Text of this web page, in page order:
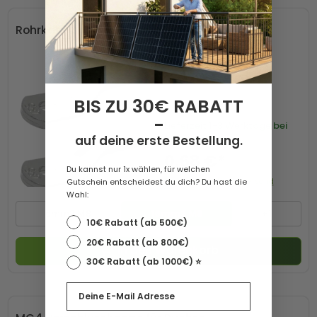
Rohrkabelschuh verzinnt 16mm2 M8 1 Stk
6mm2 M8
1-3 Werktage bei
Paketversand
0,68 €*
Preis inkl. MwSt. zzgl. Versand
In den Warenkorb
BIS ZU 30€ RABATT
-
auf deine erste Bestellung.
Du kannst nur 1x wählen, für welchen
Gutschein entscheidest du dich? Du hast die
Wahl:
10€ Rabatt (ab 500€)
20€ Rabatt (ab 800€)
30€ Rabatt (ab 1000€) ⭐️